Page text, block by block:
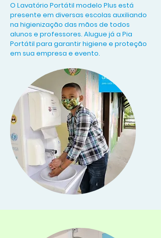
O Lavatório Portátil modelo Plus está
presente em diversas escolas auxiliando
na higienização das mãos de todos
alunos e professores. Alugue já a Pia
Portátil para garantir higiene e proteção
em sua empresa e evento.